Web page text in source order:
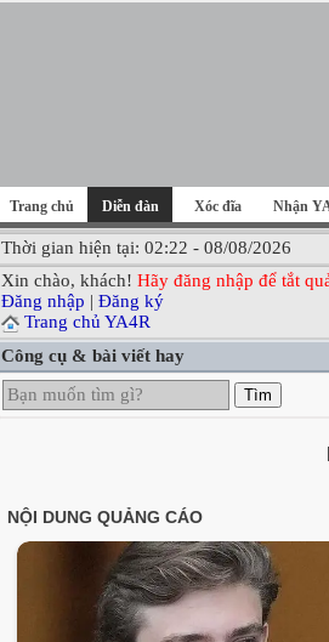
Trang chủ Diễn đàn Xóc đĩa Nhận
Thời gian hiện tại: 02:22 - 08/08/2026
Xin chào, khách! Hãy đăng nhập để tắt
Đăng nhập | Đăng ký
Trang chủ YA4R
Công cụ & bài viết hay
Tìm